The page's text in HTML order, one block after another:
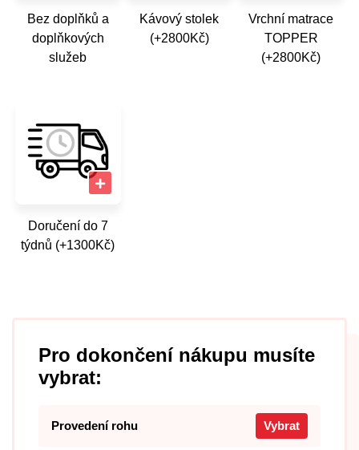
Bez doplňků a
doplňkových
služeb
Kávový stolek
(+2800Kč)
Vrchní matrace
TOPPER
(+2800Kč)
Doručení do 7
týdnů (+1300Kč)
Pro dokončení nákupu musíte
vybrat:
Provedení rohu Vybrat